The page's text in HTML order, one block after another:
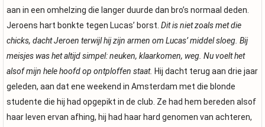
aan in een omhelzing die langer duurde dan bro’s normaal deden.
Jeroens hart bonkte tegen Lucas’ borst. Dit is niet zoals met die
chicks, dacht Jeroen terwijl hij zijn armen om Lucas’ middel sloeg. Bij
meisjes was het altijd simpel: neuken, klaarkomen, weg. Nu voelt het
alsof mijn hele hoofd op ontploffen staat. Hij dacht terug aan drie jaar
geleden, aan dat ene weekend in Amsterdam met die blonde
studente die hij had opgepikt in de club. Ze had hem bereden alsof
haar leven ervan afhing, hij had haar hard genomen van achteren,